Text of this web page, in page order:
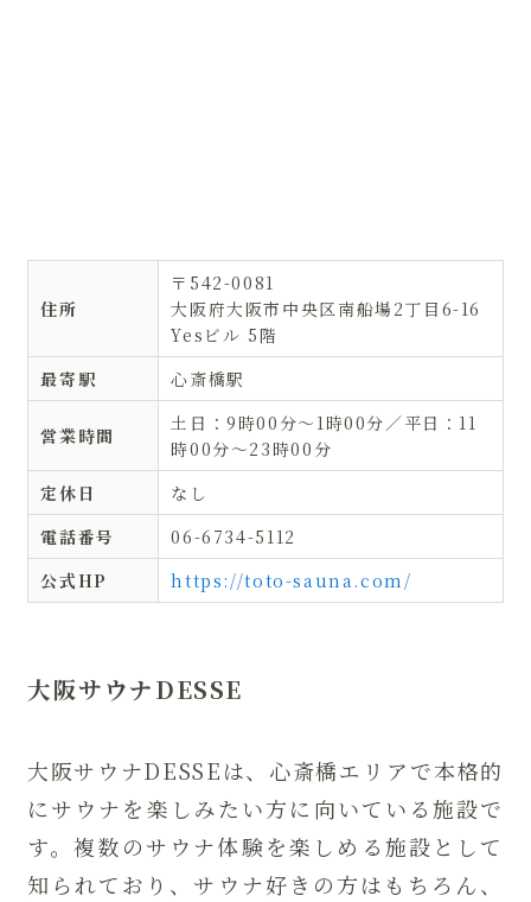
住所
〒542-0081
大阪府大阪市中央区南船場2丁目6-16
Yesビル 5階
最寄駅
心斎橋駅
営業時間
土日：9時00分〜1時00分／平日：11
時00分〜23時00分
定休日
なし
電話番号
06-6734-5112
公式HP
https://toto-sauna.com/
大阪サウナDESSE
大阪サウナDESSEは、心斎橋エリアで本格的
にサウナを楽しみたい方に向いている施設で
す。複数のサウナ体験を楽しめる施設として
知られており、サウナ好きの方はもちろん、